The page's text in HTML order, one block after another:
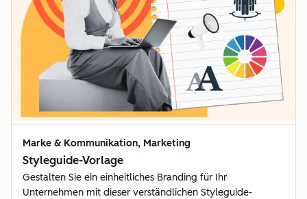
Marke & Kommunikation, Marketing
Styleguide-Vorlage
Gestalten Sie ein einheitliches Branding für Ihr
Unternehmen mit dieser verständlichen Styleguide-